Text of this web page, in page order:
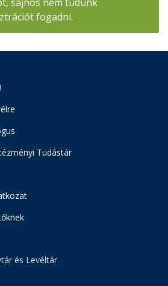
fogadni.
Tudástár
és Levéltár